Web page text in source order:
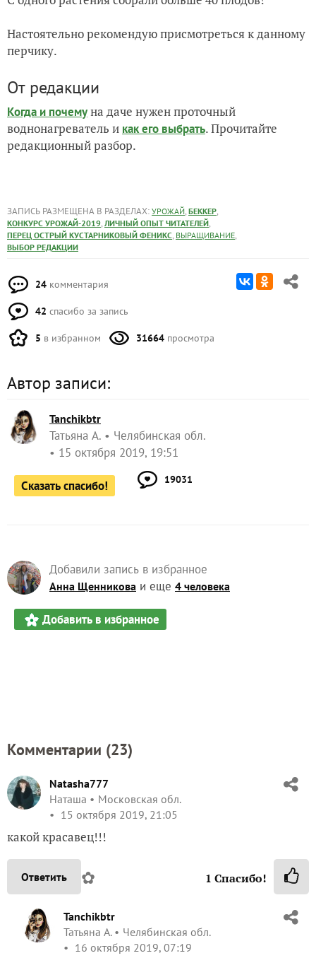
Настоятельно рекомендую присмотреться к данному
перчику.
От редакции
Когда и почемуна даче нужен проточный
воднонагреватель и как его выбрать. Прочитайте
редакционный разбор.
ЗАПИСЬ РАЗМЕЩЕНА В РАЗДЕЛАХ: УРОЖАЙ, БЕККЕР,
КОНКУРС УРОЖАЙ-2019, ЛИЧНЫЙ ОПЫТ ЧИТАТЕЛЕЙ,
ПЕРЕЦ ОСТРЫЙ КУСТАРНИКОВЫЙ ФЕНИКС, ВЫРАЩИВАНИЕ,
ВЫБОР РЕДАКЦИИ
24 комментария
42 спасибо за запись
5 в избранном 31664 просмотра
Автор записи:
Tanchikbtr
Татьяна А.
Челябинская обл.
15 октября 2019, 19:51
Сказать спасибо! 19031
Добавили запись в избранное
Анна Щенникова и еще 4 человека
Добавить в избранное
Комментарии (23)
Natasha777
Наташа
Московская обл.
15 октября 2019, 21:05
какой красавец!!!
Ответить ✿ 1 Спасибо!
Tanchikbtr
Татьяна А.
Челябинская обл.
16 октября 2019, 07:19